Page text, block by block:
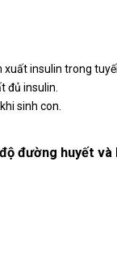
xuất insulin trong
đủ insulin.
sinh con.
đường huyết